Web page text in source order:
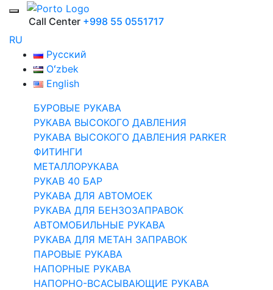
Call Center +998 55 0551717
RU
Русский
Oʻzbek
English
БУРОВЫЕ РУКАВА
РУКАВА ВЫСОКОГО ДАВЛЕНИЯ
РУКАВА ВЫСОКОГО ДАВЛЕНИЯ PARKER
ФИТИНГИ
МЕТАЛЛОРУКАВА
РУКАВ 40 БАР
РУКАВА ДЛЯ АВТОМОЕК
РУКАВА ДЛЯ БЕНЗОЗАПРАВОК
АВТОМОБИЛЬНЫЕ РУКАВА
РУКАВА ДЛЯ МЕТАН ЗАПРАВОК
ПАРОВЫЕ РУКАВА
НАПОРНЫЕ РУКАВА
НАПОРНО-ВСАСЫВАЮЩИЕ РУКАВА